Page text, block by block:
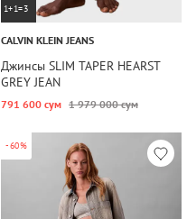
1+1=3
CALVIN KLEIN JEANS
Джинсы SLIM TAPER HEARST
GREY JEAN
791 600 сум 1 979 000 сум
-60%